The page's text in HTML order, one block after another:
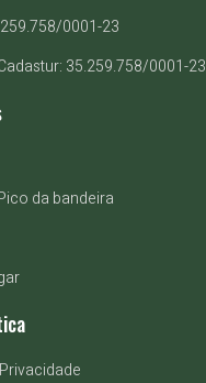
0001-23
35.259.758/0001-23
da bandeira